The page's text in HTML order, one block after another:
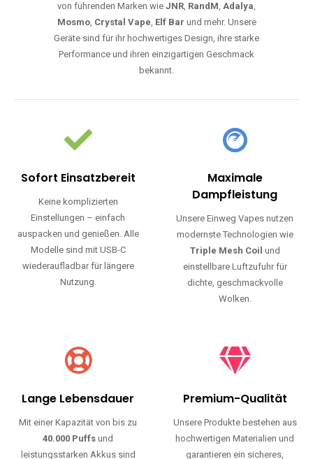
von führenden Marken wie JNR, RandM, Adalya,
Mosmo, Crystal Vape, Elf Bar und mehr. Unsere
Geräte sind für ihr hochwertiges Design, ihre starke
Performance und ihren einzigartigen Geschmack
bekannt.
Sofort Einsatzbereit
Keine komplizierten
Einstellungen – einfach
auspacken und genießen. Alle
Modelle sind mit USB-C
wiederaufladbar für längere
Nutzung.
Maximale
Dampfleistung
Unsere Einweg Vapes nutzen
modernste Technologien wie
Triple Mesh Coil und
einstellbare Luftzufuhr für
dichte, geschmackvolle
Wolken.
Lange Lebensdauer
Mit einer Kapazität von bis zu
40.000 Puffs und
leistungsstarken Akkus sind
Premium-Qualität
Unsere Produkte bestehen aus
hochwertigen Materialien und
garantieren ein sicheres,